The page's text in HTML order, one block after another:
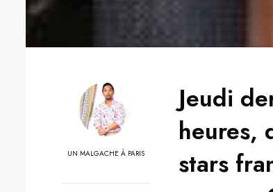
UN MALGACHE À PARIS
Jeudi
heures,
stars